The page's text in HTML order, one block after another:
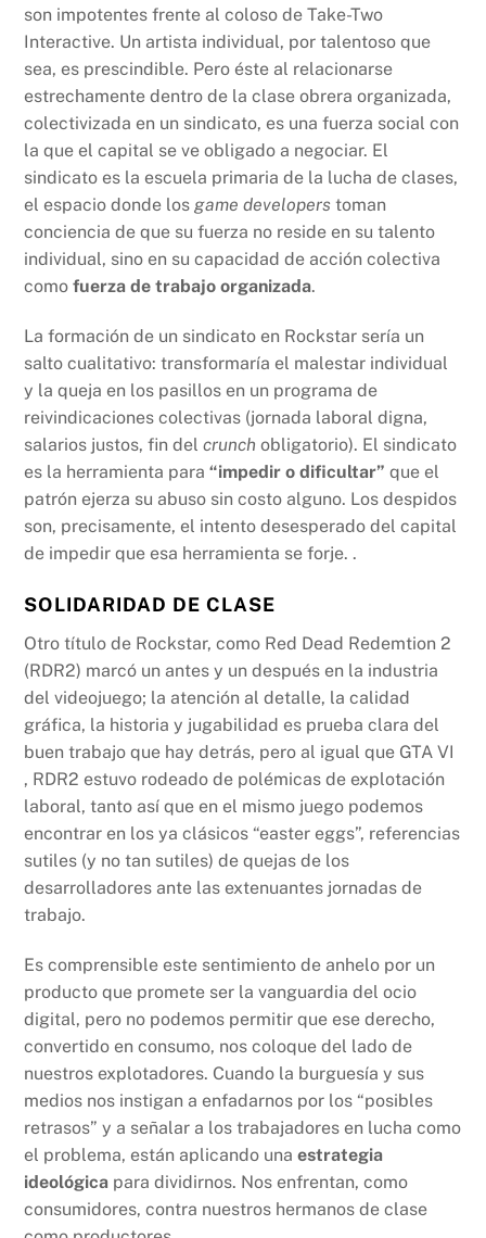
son impotentes frente al coloso de Take-Two
Interactive. Un artista individual, por talentoso que
sea, es prescindible. Pero éste al relacionarse
estrechamente dentro de la clase obrera organizada,
colectivizada en un sindicato, es una fuerza social con
la que el capital se ve obligado a negociar. El
sindicato es la escuela primaria de la lucha de clases,
el espacio donde losgame developers toman
conciencia de que su fuerza no reside en su talento
individual, sino en su capacidad de acción colectiva
comofuerza de trabajo organizada.
La formación de un sindicato en Rockstar sería un
salto cualitativo: transformaría el malestar individual
y la queja en los pasillos en un programa de
reivindicaciones colectivas (jornada laboral digna,
salarios justos, fin delcrunch obligatorio). El sindicato
es la herramienta para“impedir o dificultar” que el
patrón ejerza su abuso sin costo alguno. Los despidos
son, precisamente, el intento desesperado del capital
de impedir que esa herramienta se forje. .
SOLIDARIDAD DE CLASE
Otro título de Rockstar, como Red Dead Redemtion 2
(RDR2) marcó un antes y un después en la industria
del videojuego; la atención al detalle, la calidad
gráfica, la historia y jugabilidad es prueba clara del
buen trabajo que hay detrás, pero al igual que GTA VI
, RDR2 estuvo rodeado de polémicas de explotación
laboral, tanto así que en el mismo juego podemos
encontrar en los ya clásicos “easter eggs”, referencias
sutiles (y no tan sutiles) de quejas de los
desarrolladores ante las extenuantes jornadas de
trabajo.
Es comprensible este sentimiento de anhelo por un
producto que promete ser la vanguardia del ocio
digital, pero no podemos permitir que ese derecho,
convertido en consumo, nos coloque del lado de
nuestros explotadores. Cuando la burguesía y sus
medios nos instigan a enfadarnos por los “posibles
retrasos” y a señalar a los trabajadores en lucha como
el problema, están aplicando unaestrategia
ideológica para dividirnos. Nos enfrentan, como
consumidores, contra nuestros hermanos de clase